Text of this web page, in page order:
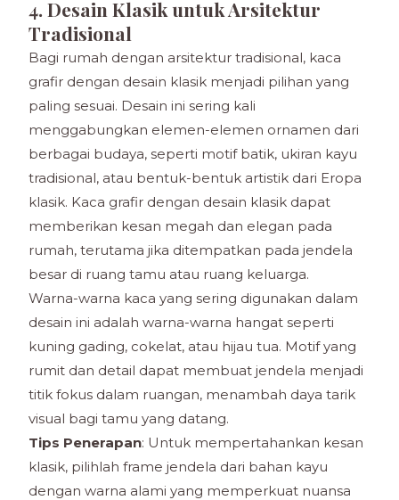
4. Desain Klasik untuk Arsitektur
Tradisional
Bagi rumah dengan arsitektur tradisional, kaca
grafir dengan desain klasik menjadi pilihan yang
paling sesuai. Desain ini sering kali
menggabungkan elemen-elemen ornamen dari
berbagai budaya, seperti motif batik, ukiran kayu
tradisional, atau bentuk-bentuk artistik dari Eropa
klasik. Kaca grafir dengan desain klasik dapat
memberikan kesan megah dan elegan pada
rumah, terutama jika ditempatkan pada jendela
besar di ruang tamu atau ruang keluarga.
Warna-warna kaca yang sering digunakan dalam
desain ini adalah warna-warna hangat seperti
kuning gading, cokelat, atau hijau tua. Motif yang
rumit dan detail dapat membuat jendela menjadi
titik fokus dalam ruangan, menambah daya tarik
visual bagi tamu yang datang.
Tips Penerapan: Untuk mempertahankan kesan
klasik, pilihlah frame jendela dari bahan kayu
dengan warna alami yang memperkuat nuansa